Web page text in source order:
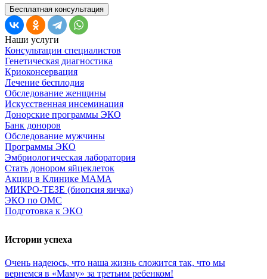
Бесплатная консультация
Наши услуги
Консультации специалистов
Генетическая диагностика
Криоконсервация
Лечение бесплодия
Обследование женщины
Искусственная инсеминация
Донорские программы ЭКО
Банк доноров
Обследование мужчины
Программы ЭКО
Эмбриологическая лаборатория
Стать донором яйцеклеток
Акции в Клинике МАМА
МИКРО-ТЕЗЕ (биопсия яичка)
ЭКО по ОМС
Подготовка к ЭКО
Истории успеха
Очень надеюсь, что наша жизнь сложится так, что мы
вернемся в «Маму» за третьим ребенком!